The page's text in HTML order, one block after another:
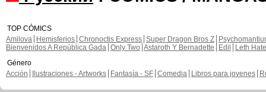
TOP CÓMICS
Amilova
Hemisferios Chronoctis Express Super Dragon Bros Z
Bienvenidos A República Gada Only Two Astaroth Y Bernadette Edil
Leth Hate
Género
Acción
Ilustraciones - Artworks Fantasía - SF Comedia Libros para jovenes